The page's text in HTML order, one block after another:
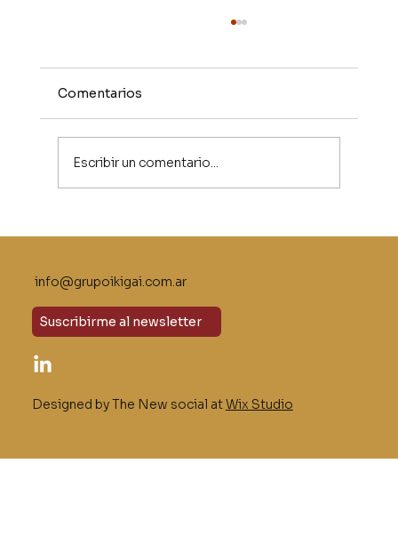
Comentarios
Escribir un comentario...
info@grupoikigai.com.ar
Suscribirme al newsletter
Designed by The New social atWix Studio